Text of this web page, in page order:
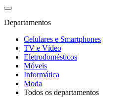
Departamentos
Celulares e Smartphones
TV e Vídeo
Eletrodomésticos
Móveis
Informática
Moda
Todos os departamentos